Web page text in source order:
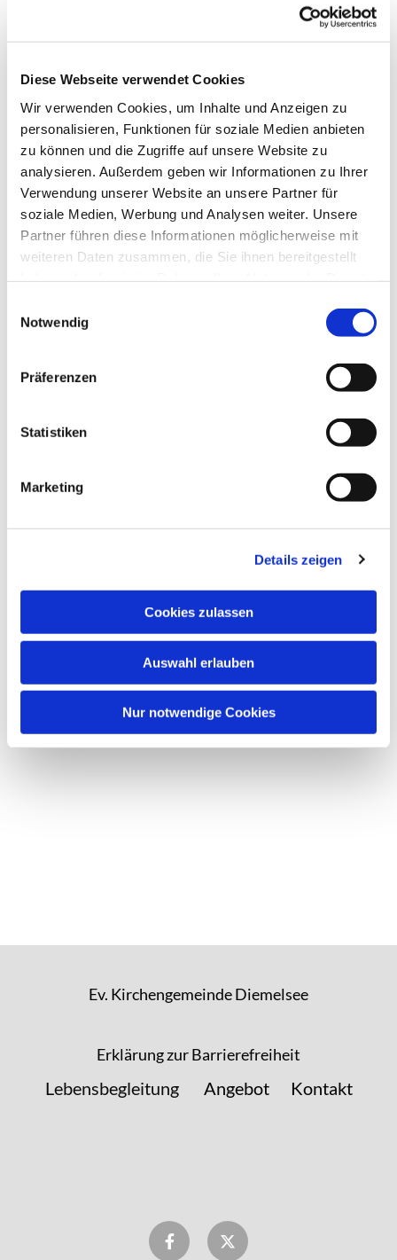
Diese Webseite verwendet Cookies
Wir verwenden Cookies, um Inhalte und Anzeigen zu
personalisieren, Funktionen für soziale Medien anbieten
zu können und die Zugriffe auf unsere Website zu
analysieren. Außerdem geben wir Informationen zu Ihrer
Verwendung unserer Website an unsere Partner für
soziale Medien, Werbung und Analysen weiter. Unsere
Partner führen diese Informationen möglicherweise mit
weiteren Daten zusammen, die Sie ihnen bereitgestellt
Notwendig
Präferenzen
Statistiken
Marketing
Details zeigen
Cookies zulassen
Auswahl erlauben
Nur notwendige Cookies
Dies könnte Sie auch
Ev. Kirchengemeinde Diemelsee
Erklärung zur Barrierefreiheit
Lebensbegleitung Angebot Kontakt